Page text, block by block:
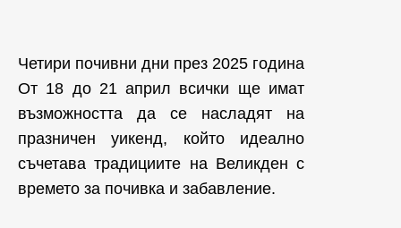
Четири почивни дни през 2025 година
От 18 до 21 април всички ще имат
възможността да се насладят на
празничен уикенд, който идеално
съчетава традициите на Великден с
времето за почивка и забавление.